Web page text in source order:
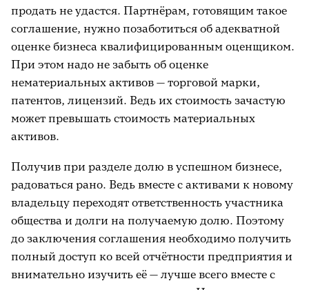
продать не удастся. Партнёрам, готовящим такое
соглашение, нужно позаботиться об адекватной
оценке бизнеса квалифицированным оценщиком.
При этом надо не забыть об оценке
нематериальных активов — торговой марки,
патентов, лицензий. Ведь их стоимость зачастую
может превышать стоимость материальных
активов.
Получив при разделе долю в успешном бизнесе,
радоваться рано. Ведь вместе с активами к новому
владельцу переходят ответственность участника
общества и долги на получаемую долю. Поэтому
до заключения соглашения необходимо получить
полный доступ ко всей отчётности предприятия и
внимательно изучить её — лучше всего вместе с